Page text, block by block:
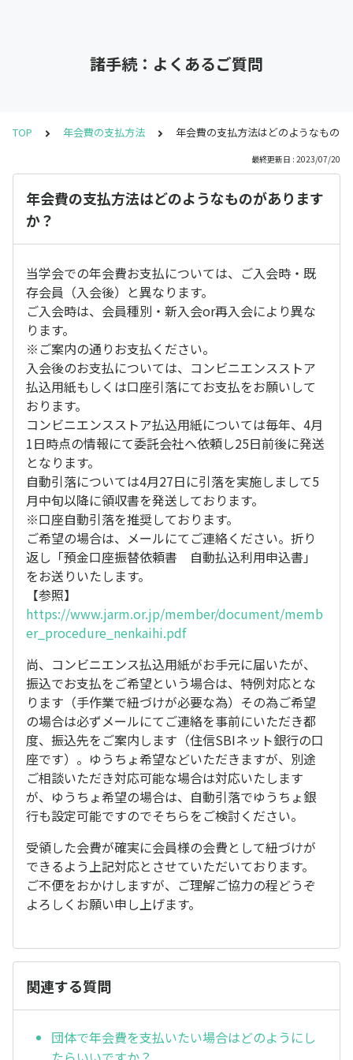
諸手続：よくあるご質問
TOP 年会費の支払方法 年会費の支払方法はどのようなもの
最終更新日 : 2023/07/20
年会費の支払方法はどのようなものがあります
か？
当学会での年会費お支払については、ご入会時・既
存会員（入会後）と異なります。
ご入会時は、会員種別・新入会or再入会により異な
ります。
※ご案内の通りお支払ください。
入会後のお支払については、コンビニエンスストア
払込用紙もしくは口座引落にてお支払をお願いして
おります。
コンビニエンスストア払込用紙については毎年、4月
1日時点の情報にて委託会社へ依頼し25日前後に発送
となります。
自動引落については4月27日に引落を実施しまして5
月中旬以降に領収書を発送しております。
※口座自動引落を推奨しております。
ご希望の場合は、メールにてご連絡ください。折り
返し「預金口座振替依頼書 自動払込利用申込書」
をお送りいたします。
【参照】
https://www.jarm.or.jp/member/document/memb
er_procedure_nenkaihi.pdf
尚、コンビニエンス払込用紙がお手元に届いたが、
振込でお支払をご希望という場合は、特例対応とな
ります（手作業で紐づけが必要な為）その為ご希望
の場合は必ずメールにてご連絡を事前にいただき都
度、振込先をご案内します（住信SBIネット銀行の口
座です）。ゆうちょ希望などいただきますが、別途
ご相談いただき対応可能な場合は対応いたします
が、ゆうちょ希望の場合は、自動引落でゆうちょ銀
行も設定可能ですのでそちらをご検討ください。
受領した会費が確実に会員様の会費として紐づけが
できるよう上記対応とさせていただいております。
ご不便をおかけしますが、ご理解ご協力の程どうぞ
よろしくお願い申し上げます。
関連する質問
団体で年会費を支払いたい場合はどのようにし